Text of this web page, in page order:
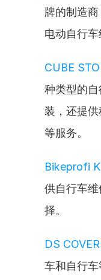
牌的制造
电动自行车
CUBE
种类型的
装，还提
等服务。
Bikeprofi
供自行车
择。
DS
车和自行